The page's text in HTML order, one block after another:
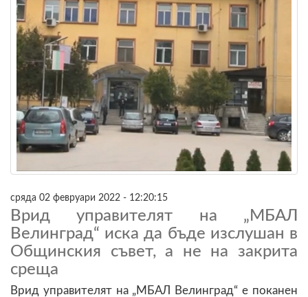
сряда 02 февруари 2022 - 12:20:15
Врид управителят на „МБАЛ
Велинград“ иска да бъде изслушан в
Общинския съвет, а не на закрита
среща
Врид управителят на „МБАЛ Велинград“ е поканен